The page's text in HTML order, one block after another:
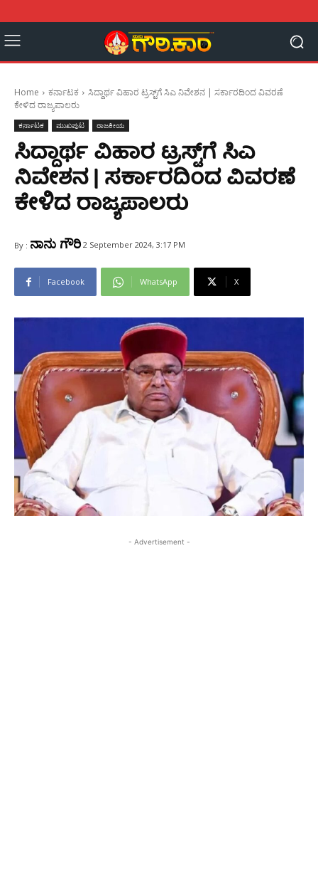
Home ಕರ್ನಾಟಕ
ಸಿದ್ದಾರ್ಥ ವಿಹಾರ ಟ್ರಸ್ಟ್​​ಗೆ ಸಿಎ ನಿವೇಶನ | ಸರ್ಕಾರದಿಂದ ವಿವರಣೆ
ಕೇಳಿದ ರಾಜ್ಯಪಾಲರು
ಕರ್ನಾಟಕ ಮುಖಪುಟ ರಾಜಕೀಯ
ಸಿದ್ದಾರ್ಥ ವಿಹಾರ ಟ್ರಸ್ಟ್​​ಗೆ ಸಿಎ
ನಿವೇಶನ | ಸರ್ಕಾರದಿಂದ ವಿವರಣೆ
ಕೇಳಿದ ರಾಜ್ಯಪಾಲರು
By : ನಾನು ಗೌರಿ 2 September 2024, 3:17 PM
Facebook WhatsApp X
- Advertisement -